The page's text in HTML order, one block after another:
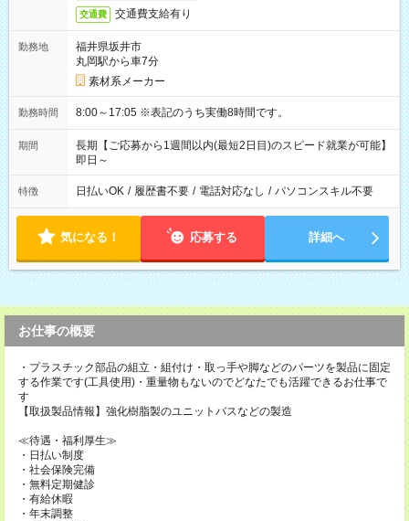
交通費 交通費支給有り
勤務地
福井県坂井市
丸岡駅から車7分
素材系メーカー
勤務時間 8:00～17:05 ※表記のうち実働8時間です。
期間
長期【ご応募から1週間以内(最短2日目)のスピード就業が可能】
即日～
特徴 日払いOK / 履歴書不要 / 電話対応なし / パソコンスキル不要
気になる！ 応募する 詳細へ
お仕事の概要
・プラスチック部品の組立・組付け・取っ手や脚などのパーツを製品に固定
する作業です(工具使用)・重量物もないのでどなたでも活躍できるお仕事で
す
【取扱製品情報】強化樹脂製のユニットバスなどの製造
≪待遇・福利厚生≫
・日払い制度
・社会保険完備
・無料定期健診
・有給休暇
・年末調整